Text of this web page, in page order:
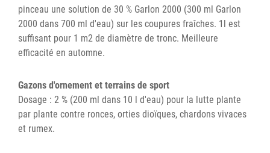
pinceau une solution de 30 % Garlon 2000 (300 ml Garlon
2000 dans 700 ml d'eau) sur les coupures fraîches. 1l est
suffisant pour 1 m2 de diamètre de tronc. Meilleure
efficacité en automne.
Gazons d'ornement et terrains de sport
Dosage : 2 % (200 ml dans 10 l d'eau) pour la lutte plante
par plante contre ronces, orties dioïques, chardons vivaces
et rumex.